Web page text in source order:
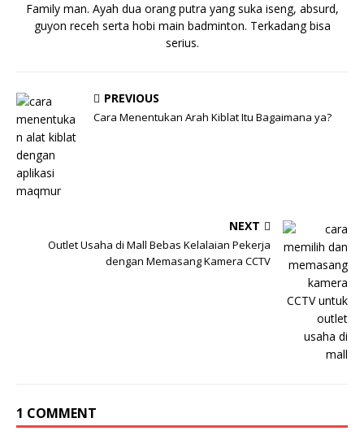
Family man. Ayah dua orang putra yang suka iseng, absurd,
guyon receh serta hobi main badminton. Terkadang bisa
serius.
PREVIOUS
Cara Menentukan Arah Kiblat Itu Bagaimana ya?
NEXT
Outlet Usaha di Mall Bebas Kelalaian Pekerja
dengan Memasang Kamera CCTV
1 COMMENT